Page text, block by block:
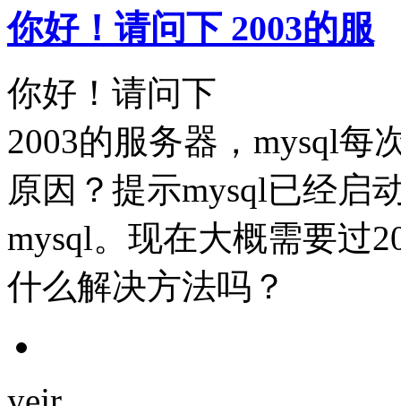
你好！请问下 2003的服
你好！请问下
2003的服务器，mysql每
原因？提示mysql已经启
mysql。现在大概需要过
什么解决方法吗？